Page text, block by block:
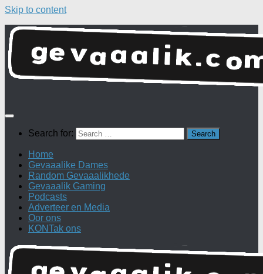
Skip to content
Search for:
Home
Gevaaalike Dames
Random Gevaaalikhede
Gevaaalik Gaming
Podcasts
Adverteer en Media
Oor ons
KONTak ons